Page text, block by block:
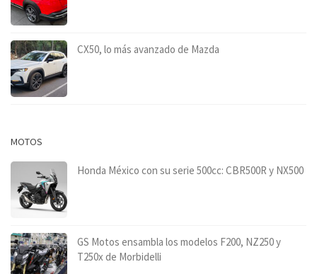
CX50, lo más avanzado de Mazda
MOTOS
Honda México con su serie 500cc: CBR500R y NX500
GS Motos ensambla los modelos F200, NZ250 y
T250x de Morbidelli